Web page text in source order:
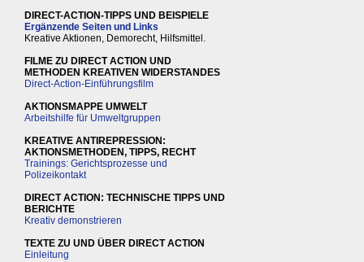
DIRECT-ACTION-TIPPS UND BEISPIELE
Ergänzende Seiten und Links
Kreative Aktionen, Demorecht, Hilfsmittel.
FILME ZU DIRECT ACTION UND
METHODEN KREATIVEN WIDERSTANDES
Direct-Action-Einführungsfilm
AKTIONSMAPPE UMWELT
Arbeitshilfe für Umweltgruppen
KREATIVE ANTIREPRESSION:
AKTIONSMETHODEN, TIPPS, RECHT
Trainings: Gerichtsprozesse und
Polizeikontakt
DIRECT ACTION: TECHNISCHE TIPPS UND
BERICHTE
Kreativ demonstrieren
TEXTE ZU UND ÜBER DIRECT ACTION
Einleitung